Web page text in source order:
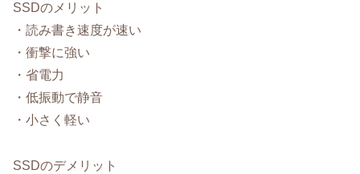
SSDのメリット
・読み書き速度が速い
・衝撃に強い
・省電力
・低振動で静音
・小さく軽い
SSDのデメリット